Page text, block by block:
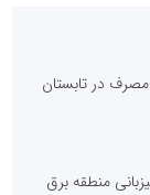
در تابستان
منطقه برق